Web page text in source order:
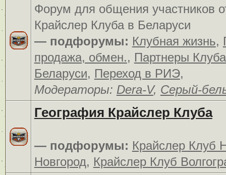
Форум для общения участников
Крайслер Клуба в Беларуси
— подфорумы: Клубная жизнь,
продажа, обмен., Партнеры
Беларуси, Переход в РИЭ,
Модераторы: Dera-V, Серый-
География Крайслер Клуба
— подфорумы: Крайслер Клуб
Новгород, Крайслер Клуб